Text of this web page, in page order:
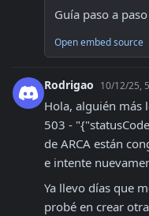
Guía paso a paso
Open embed source
Rodrigao 10/12/25,
Hola, alguién más
503 -
de ARCA están
e intente
Ya llevo días que
probé en crear